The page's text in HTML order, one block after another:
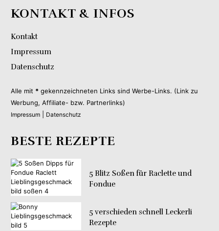
KONTAKT & INFOS
Kontakt
Impressum
Datenschutz
Alle mit * gekennzeichneten Links sind Werbe-Links. (Link zu
Werbung, Affiliate- bzw. Partnerlinks)
Impressum Datenschutz
BESTE REZEPTE
5 Blitz Soßen für Raclette und
Fondue
5 verschieden schnell Leckerli
Rezepte